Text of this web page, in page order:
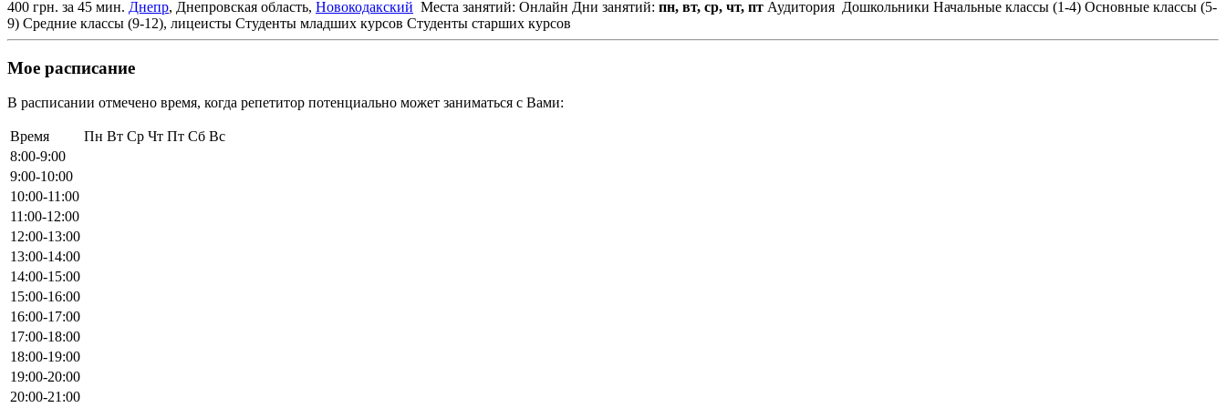
400 грн. за 45 мин. Днепр, Днепровская область, Новокодакский Места занятий: Онлайн Дни занятий: пн, вт, ср, чт, пт Аудитория Дошкольники Начальные классы (1-4) Основные классы (5-
9) Средние классы (9-12), лицеисты Студенты младших курсов Студенты старших курсов
Мое расписание
В расписании отмечено время, когда репетитор потенциально может заниматься с Вами:
Время Пн Вт Ср Чт Пт Сб Вс
8:00-9:00
9:00-10:00
10:00-11:00
11:00-12:00
12:00-13:00
13:00-14:00
14:00-15:00
15:00-16:00
16:00-17:00
17:00-18:00
18:00-19:00
19:00-20:00
20:00-21:00